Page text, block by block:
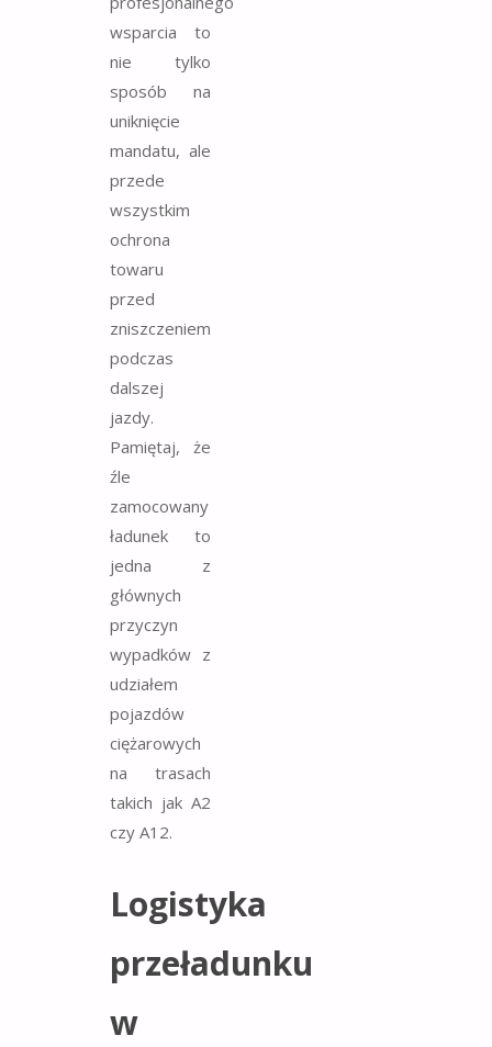
wsparcia to
nie tylko
sposób na
uniknięcie
mandatu, ale
przede
wszystkim
ochrona
towaru
przed
zniszczeniem
podczas
dalszej
jazdy.
Pamiętaj, że
źle
zamocowany
ładunek to
jedna z
głównych
przyczyn
wypadków z
udziałem
pojazdów
ciężarowych
na trasach
takich jak A2
czy A12.
Logistyka
przeładunku
w